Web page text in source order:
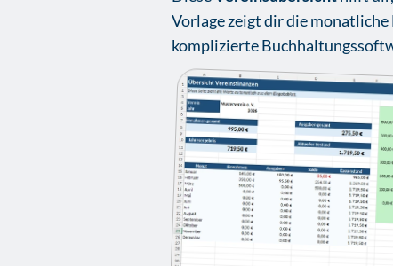
Vorlage zeigt dir die
komplizierte